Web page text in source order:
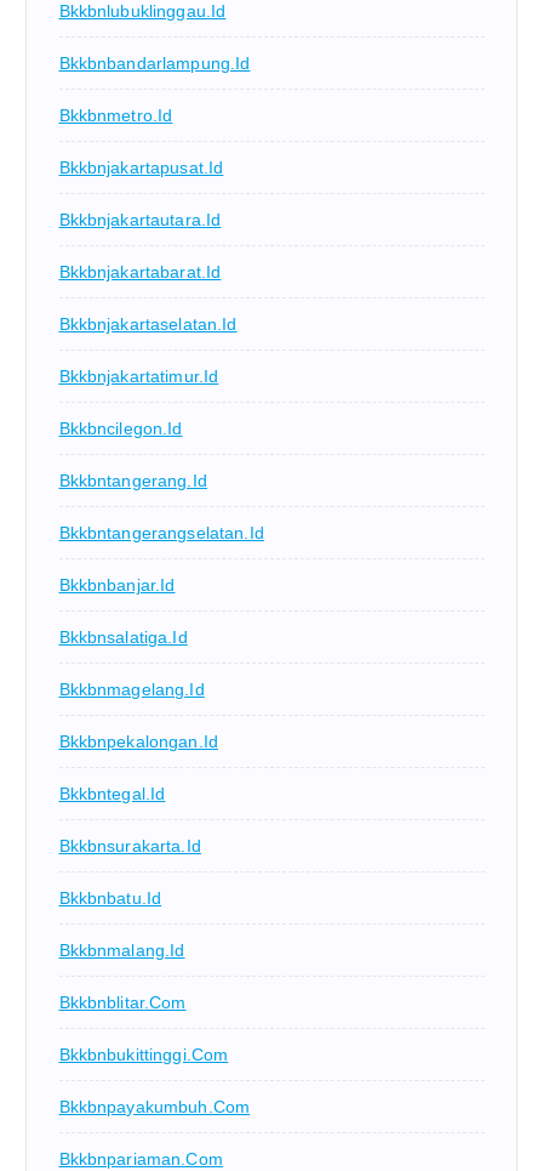
Bkkbnlubuklinggau.id
Bkkbnbandarlampung.id
Bkkbnmetro.id
Bkkbnjakartapusat.id
Bkkbnjakartautara.id
Bkkbnjakartabarat.id
Bkkbnjakartaselatan.id
Bkkbnjakartatimur.id
Bkkbncilegon.id
Bkkbntangerang.id
Bkkbntangerangselatan.id
Bkkbnbanjar.id
Bkkbnsalatiga.id
Bkkbnmagelang.id
Bkkbnpekalongan.id
Bkkbntegal.id
Bkkbnsurakarta.id
Bkkbnbatu.id
Bkkbnmalang.id
Bkkbnblitar.com
Bkkbnbukittinggi.com
Bkkbnpayakumbuh.com
Bkkbnpariaman.com